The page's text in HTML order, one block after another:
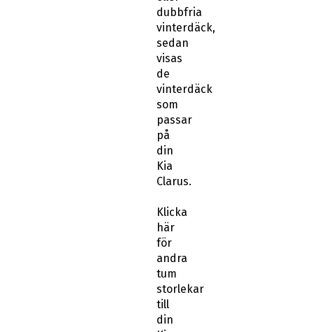
dubbfria
vinterdäck,
sedan
visas
de
vinterdäck
som
passar
på
din
Kia
Clarus.
Klicka
här
för
andra
tum
storlekar
till
din